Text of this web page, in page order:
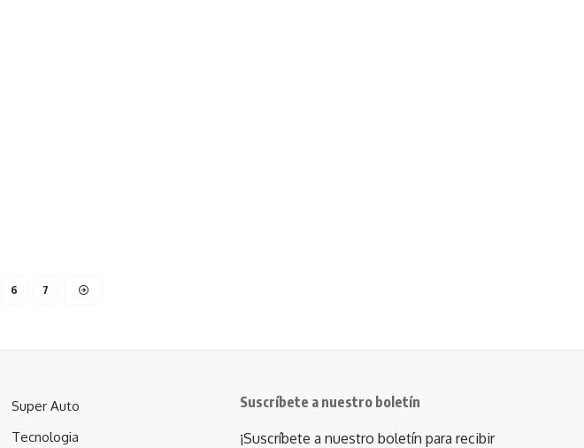
6 7
Super Auto
Tecnologia
Suscríbete a nuestro boletín
¡Suscríbete a nuestro boletín para recibir